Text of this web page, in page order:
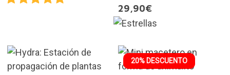
29,90€
20% DESCUENTO